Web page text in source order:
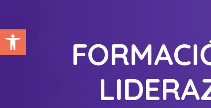
Abrir barra de herramientas